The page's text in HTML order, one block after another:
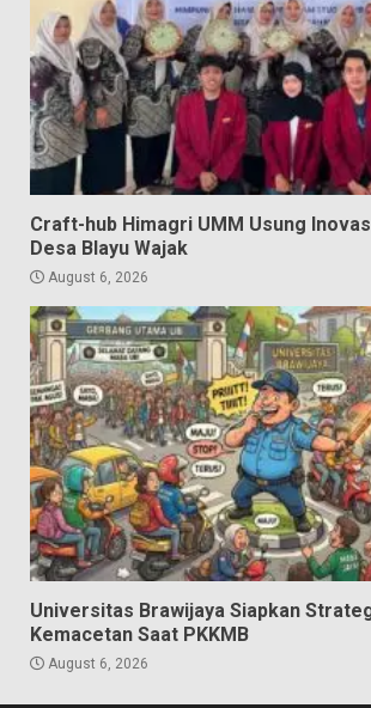
Craft-hub Himagri UMM Usung
Desa Blayu Wajak
August 6, 2026
Universitas Brawijaya Siapkan
Kemacetan Saat PKKMB
August 6, 2026